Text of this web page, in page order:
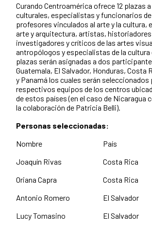
Curando Centroamérica ofrece 12 plazas
culturales, especialistas y funcionarios
profesores vinculados al arte y la cultura,
arte y arquitectura, artistas, historiadores
investigadores y críticos de las artes
antropólogos y especialistas de la cultura
plazas serán asignadas a dos
Guatemala, El Salvador, Honduras, Costa
y Panamá los cuales serán seleccionados
respectivos equipos de los centros
de estos países (en el caso de Nicaragua
la colaboración de Patricia Belli).
Personas seleccionadas:
Nombre
País
Joaquín Rivas
Costa Rica
Oriana Capra
Costa Rica
Antonio Romero
El Salvador
Lucy Tomasino
El Salvador